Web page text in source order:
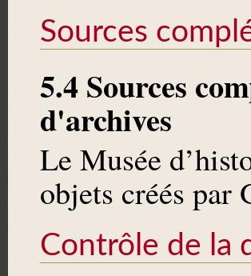
Sources
5.4 Sources
d'archives
Le Musée
objets créés par
Contrôle de la